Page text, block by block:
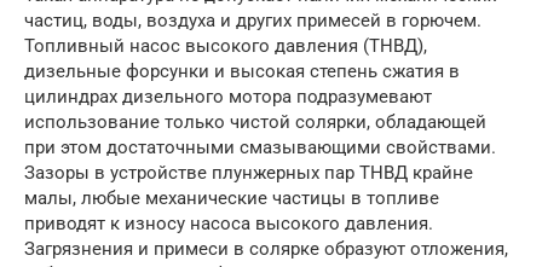
частиц, воды, воздуха и других примесей в горючем.
Топливный насос высокого давления (ТНВД),
дизельные форсунки и высокая степень сжатия в
цилиндрах дизельного мотора подразумевают
использование только чистой солярки, обладающей
при этом достаточными смазывающими свойствами.
Зазоры в устройстве плунжерных пар ТНВД крайне
малы, любые механические частицы в топливе
приводят к износу насоса высокого давления.
Загрязнения и примеси в солярке образуют отложения,